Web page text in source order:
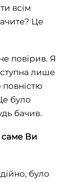
всім
Це
повірив. Я
лише
було
бачив.
Ви
було